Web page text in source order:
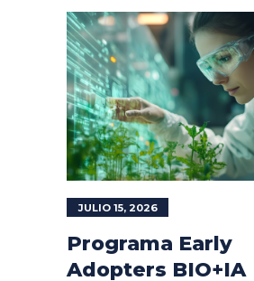
JULIO 15, 2026
Programa Early
Adopters BIO+IA